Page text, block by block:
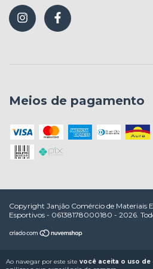
Ao navegar por este site você aceita o uso de
Meios de pagamento
Copyright Janjão Comércio de Materiais
Esportivos - 06138178000180 - 2026.